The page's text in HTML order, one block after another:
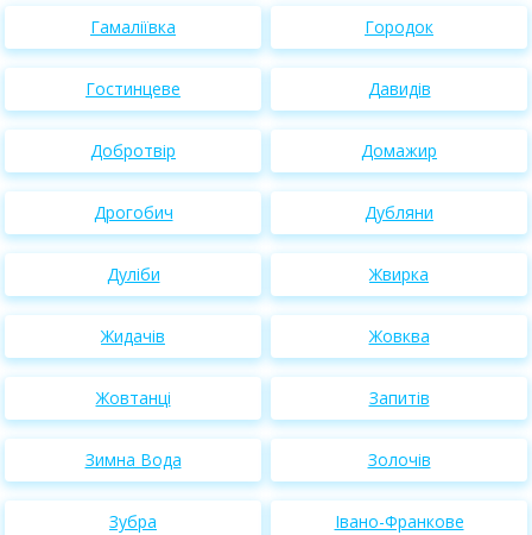
Гамаліївка Городок
Гостинцеве Давидів
Добротвір Домажир
Дрогобич Дубляни
Дуліби Жвирка
Жидачів Жовква
Жовтанці Запитів
Зимна Вода Золочів
Зубра Івано-Франкове